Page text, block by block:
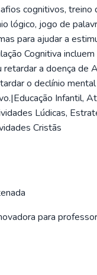
cognitivos, treino
lógico, jogo de
para ajudar a
Cognitiva
retardar a doença de
o declínio
Infantil,
Lúdicas,
Cristãs
para